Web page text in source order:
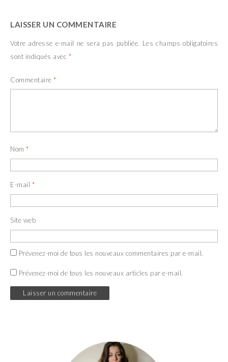
LAISSER UN COMMENTAIRE
Votre adresse e-mail ne sera pas publiée. Les champs obligatoires
sont indiqués avec *
Commentaire *
Nom *
E-mail *
Site web
Prévenez-moi de tous les nouveaux commentaires par e-mail.
Prévenez-moi de tous les nouveaux articles par e-mail.